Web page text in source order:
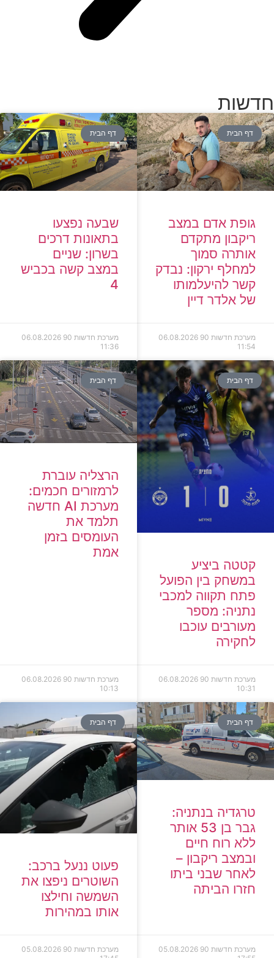
חדשות
דף הבית
גופת אדם במצב
ריקבון מתקדם
אותרה סמוך
למחלף ירקון: נבדק
קשר להיעלמותו
של אלדר דיין
מערכת חדשות 90
06.08.2026
11:54
דף הבית
שבעה נפצעו
בתאונות דרכים
בשרון: שניים
במצב קשה בכביש
4
מערכת חדשות 90
06.08.2026
11:36
דף הבית
קטטה ביציע
במשחק בין הפועל
פתח תקווה למכבי
נתניה: מספר
מעורבים עוכבו
לחקירה
מערכת חדשות 90
06.08.2026
10:31
דף הבית
הרצליה עוברת
לרמזורים חכמים:
מערכת AI חדשה
תלמד את
העומסים בזמן
אמת
מערכת חדשות 90
06.08.2026
10:13
דף הבית
טרגדיה בנתניה:
גבר בן 53 אותר
ללא רוח חיים
ובמצב ריקבון –
לאחר שבני ביתו
חזרו הביתה
מערכת חדשות 90
05.08.2026
דף הבית
פעוט ננעל ברכב:
השוטרים ניפצו את
השמשה וחילצו
אותו במהירות
מערכת חדשות 90
05.08.2026